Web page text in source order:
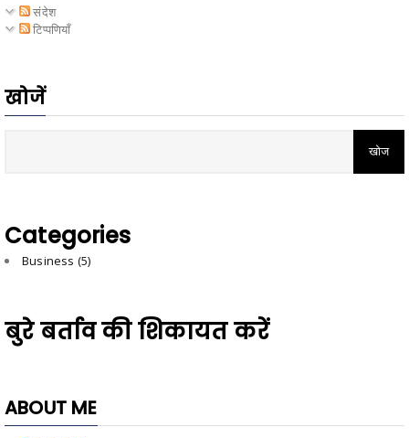
संदेश
टिप्पणियाँ
खोजें
Categories
Business (5)
बुरे बर्ताव की शिकायत करें
ABOUT ME